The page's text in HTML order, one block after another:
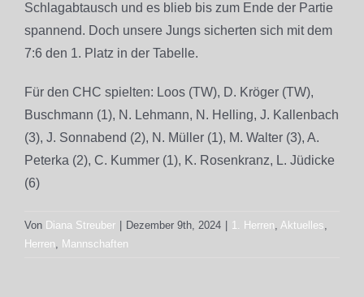
Schlagabtausch und es blieb bis zum Ende der Partie
spannend. Doch unsere Jungs sicherten sich mit dem
7:6 den 1. Platz in der Tabelle.
Für den CHC spielten: Loos (TW), D. Kröger (TW),
Buschmann (1), N. Lehmann, N. Helling, J. Kallenbach
(3), J. Sonnabend (2), N. Müller (1), M. Walter (3), A.
Peterka (2), C. Kummer (1), K. Rosenkranz, L. Jüdicke
(6)
Von Diana Streuber Dezember 9th, 2024 1. Herren, Aktuelles,
Herren, Mannschaften